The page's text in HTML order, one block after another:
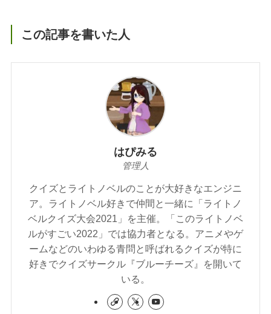
この記事を書いた人
はぴみる
管理人
クイズとライトノベルのことが大好きなエンジニ
ア。ライトノベル好きで仲間と一緒に「ライトノ
ベルクイズ大会2021」を主催。「このライトノベ
ルがすごい2022」では協力者となる。アニメやゲ
ームなどのいわゆる青問と呼ばれるクイズが特に
好きでクイズサークル『ブルーチーズ』を開いて
いる。